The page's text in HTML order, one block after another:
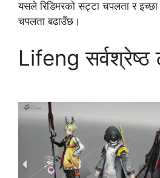
यसले रिडिमरको सट्टा चपलता र
चपलता बढाउँछ।
Lifeng सर्वश्रेष्ठ